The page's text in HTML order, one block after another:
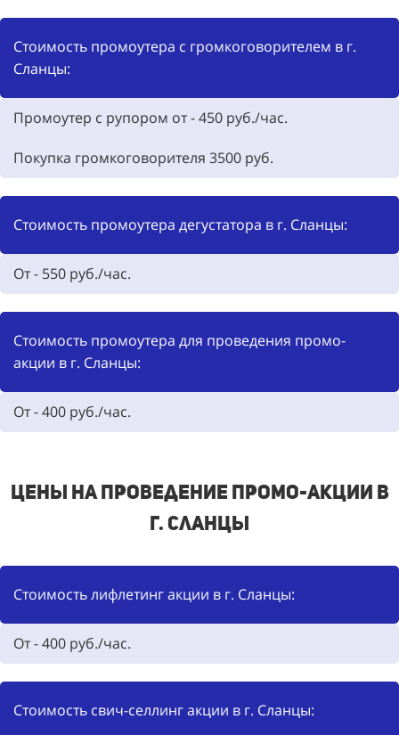
Стоимость промоутера с громкоговорителем в г.
Сланцы:
Промоутер с рупором от - 450 руб./час.
Покупка громкоговорителя 3500 руб.
Стоимость промоутера дегустатора в г. Сланцы:
От - 550 руб./час.
Стоимость промоутера для проведения промо-
акции в г. Сланцы:
От -400 руб./час.
Цены на проведение промо-акции в
г. Сланцы
Стоимость лифлетинг акции в г. Сланцы:
От - 400 руб./час.
Стоимость свич-селлинг акции в г. Сланцы: